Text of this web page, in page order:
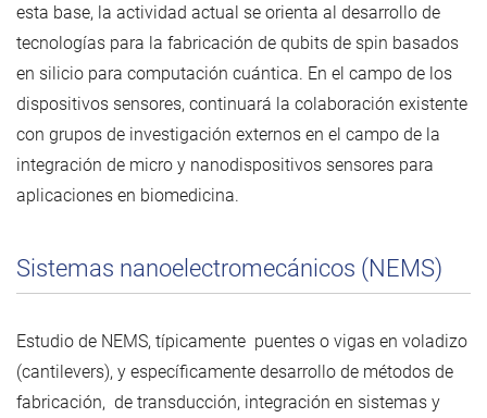
esta base, la actividad actual se orienta al desarrollo de
tecnologías para la fabricación de qubits de spin basados
en silicio para computación cuántica. En el campo de los
dispositivos sensores, continuará la colaboración existente
con grupos de investigación externos en el campo de la
integración de micro y nanodispositivos sensores para
aplicaciones en biomedicina.
Sistemas nanoelectromecánicos (NEMS)
Estudio de NEMS, típicamente puentes o vigas en voladizo
(cantilevers), y específicamente desarrollo de métodos de
fabricación, de transducción, integración en sistemas y